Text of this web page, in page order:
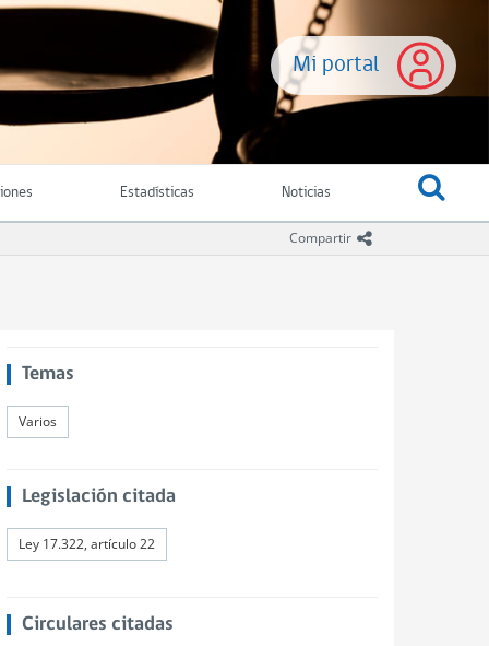
Mi portal
Estadísticas Noticias
Compartir icono compartir
Temas
Varios
Legislación citada
Ley 17.322, artículo 22
Circulares citadas